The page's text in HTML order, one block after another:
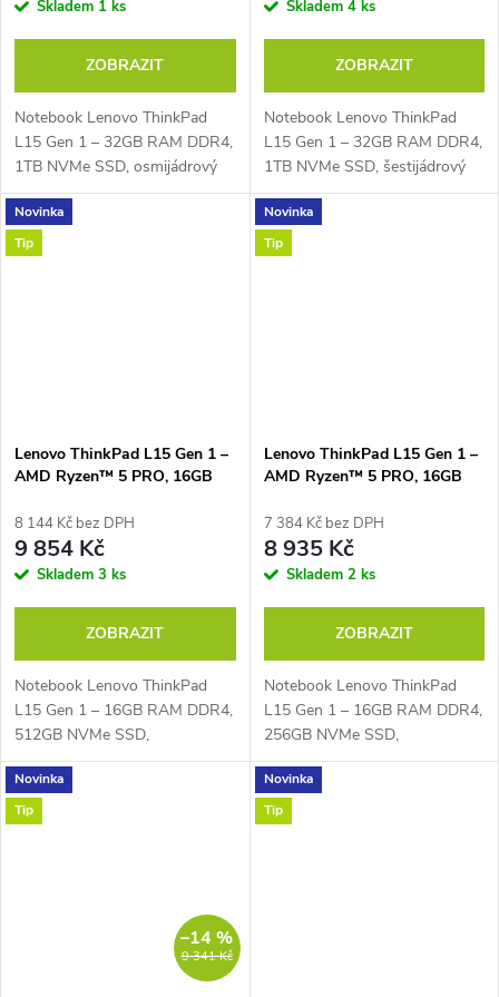
Skladem 1 ks
ZOBRAZIT
Notebook Lenovo ThinkPad
L15 Gen 1 – 32GB RAM DDR4,
1TB NVMe SSD, osmijádrový
AMD Ryzen™ 7 PRO 4750U
1,7 GHz až 4,1 GHz, PassMark
– 14626, 15,6" Full HD IPS
Skladem 4 ks
ZOBRAZIT
Notebook Lenovo ThinkPad
L15 Gen 1 – 32GB RAM DDR4,
1TB NVMe SSD, šestijádrový
AMD Ryzen™ 5 PRO 4650U
2,1 GHz až 4,0 GHz, PassMark
– 11998, 15,6" Full HD IPS
Novinka
Tip
Lenovo ThinkPad L15 Gen 1 –
AMD Ryzen™ 5 PRO, 16GB
8 144 Kč bez DPH
9 854 Kč
Skladem 3 ks
ZOBRAZIT
Notebook Lenovo ThinkPad
L15 Gen 1 – 16GB RAM DDR4,
512GB NVMe SSD,
šestijádrový AMD Ryzen™ 5
PRO 4650U 2,1 GHz až 4,0
GHz, PassMark – 11998, 15,6"
Novinka
Tip
Lenovo ThinkPad L15 Gen 1 –
AMD Ryzen™ 5 PRO, 16GB
7 384 Kč bez DPH
8 935 Kč
Skladem 2 ks
ZOBRAZIT
Notebook Lenovo ThinkPad
L15 Gen 1 – 16GB RAM DDR4,
256GB NVMe SSD,
šestijádrový AMD Ryzen™ 5
PRO 4650U 2,1 GHz až 4,0
GHz, PassMark – 11998, 15,6"
Novinka
Tip
9 341 Kč
–14 %
Novinka
Tip